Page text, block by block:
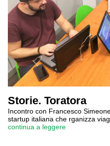
Storie. Toratora
Incontro con Francesco
startup italiana che rganizza
continua a leggere